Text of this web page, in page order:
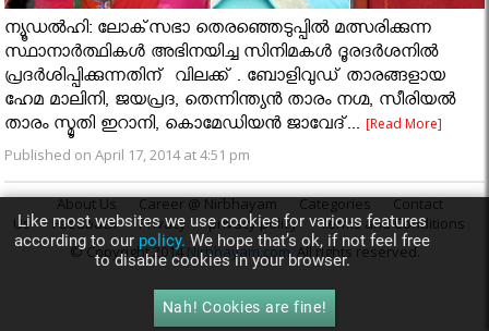
ന്യൂഡല്‍ഹി: ലോക്‌സഭാ തെരഞ്ഞെടുപ്പില്‍ മത്സരിക്കുന്ന
സ്ഥാനാര്‍ത്ഥികള്‍ അഭിനയിച്ച സിനിമകള്‍ ദൂരദര്‍ശനില്‍
പ്രദര്‍ശിപ്പിക്കുന്നതിന് വിലക്ക് . ബോളിവുഡ് താരങ്ങളായ
ഹേമ മാലിനി, ജയപ്രദ, തെന്നിന്ത്യന്‍ താരം നഗ്മ, സീരിയല്‍
താരം സ്മൃതി ഇറാനി, കൊമേഡിയന്‍ ജാവേദ്...[Read More]
Published on April 17, 2014 at 4:51 pm
About Us Career @ Nirbhayam Categories
Contact
Us
Feedback Privacy privacy policy
Terms and Conditions
© Copyright 2014Nirbhayam.com. All rights reserved.
Like most websites we use cookies for various features
according to our policy. We hope that’s ok, if not feel free
to disable cookies in your browser.
Nah! Cookies are fine!